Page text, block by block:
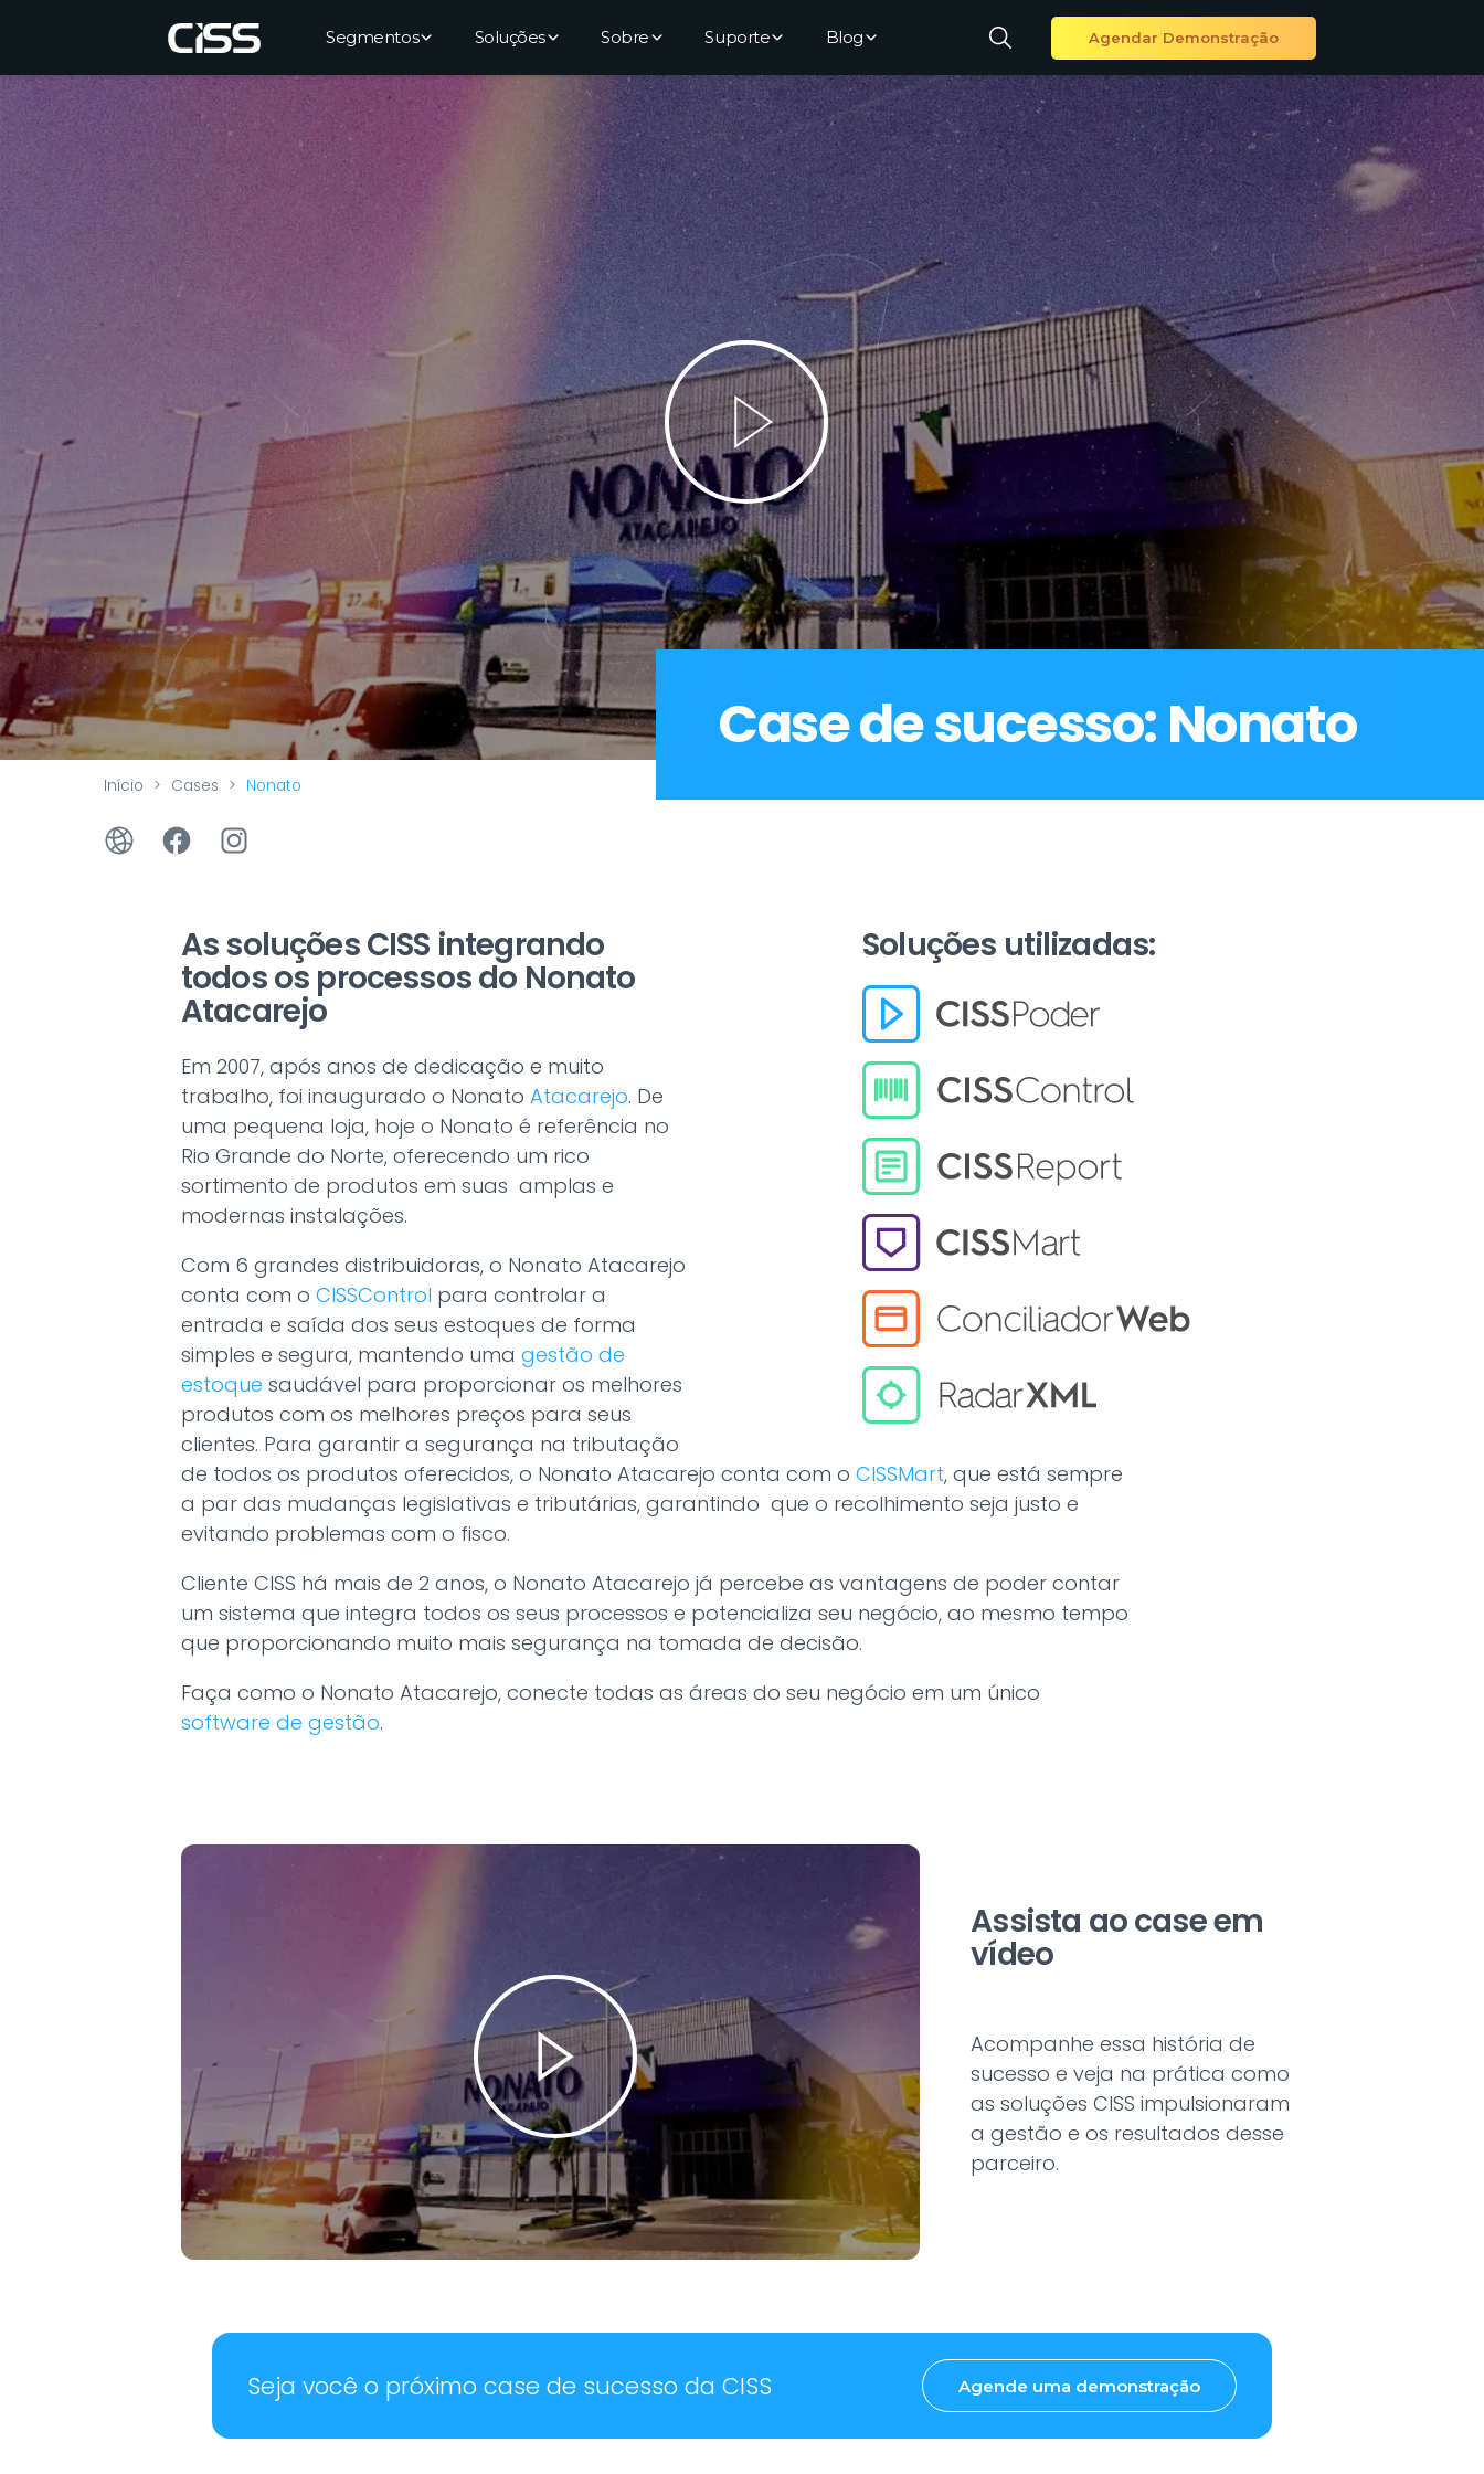
Segmentos Soluções Sobre Suporte Blog Agendar Demonstração
Case de sucesso: Nonato
Início Cases Nonato
Soluções utilizadas:
As soluções CISS integrando
todos os processos do Nonato
Atacarejo
Em 2007, após anos de dedicação e muito
trabalho, foi inaugurado o Nonato Atacarejo. De
uma pequena loja, hoje o Nonato é referência no
Rio Grande do Norte, oferecendo um rico
sortimento de produtos em suas amplas e
modernas instalações.
Com 6 grandes distribuidoras, o Nonato Atacarejo
conta com o CISSControl para controlar a
entrada e saída dos seus estoques de forma
simples e segura, mantendo uma gestão de
estoque saudável para proporcionar os melhores
produtos com os melhores preços para seus
clientes. Para garantir a segurança na tributação
de todos os produtos oferecidos, o Nonato Atacarejo conta com o CISSMart, que está sempre
a par das mudanças legislativas e tributárias, garantindo que o recolhimento seja justo e
evitando problemas com o fisco.
Cliente CISS há mais de 2 anos, o Nonato Atacarejo já percebe as vantagens de poder contar
um sistema que integra todos os seus processos e potencializa seu negócio, ao mesmo tempo
que proporcionando muito mais segurança na tomada de decisão.
Faça como o Nonato Atacarejo, conecte todas as áreas do seu negócio em um único
software de gestão.
Assista ao case em
vídeo
Acompanhe essa história de
sucesso e veja na prática como
as soluções CISS impulsionaram
a gestão e os resultados desse
parceiro.
Seja você o próximo case de sucesso da CISS Agende uma demonstração